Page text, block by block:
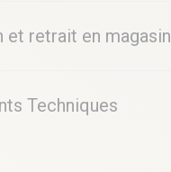
et retrait en magasin
Techniques